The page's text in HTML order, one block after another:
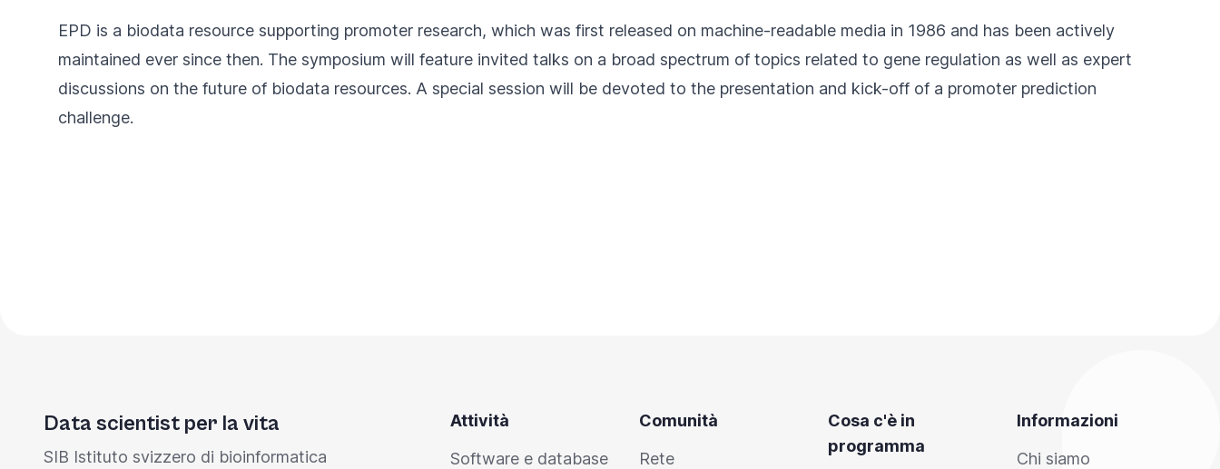
EPD is a biodata resource supporting promoter research, which was first released on machine-readable media in 1986 and has been actively
maintained ever since then. The symposium will feature invited talks on a broad spectrum of topics related to gene regulation as well as expert
discussions on the future of biodata resources. A special session will be devoted to the presentation and kick-off of a promoter prediction
challenge.
Data scientist per la vita
SIB Istituto svizzero di bioinformatica
Attività
Software e database
Comunità
Rete
Cosa c'è in
programma
Informazioni
Chi siamo